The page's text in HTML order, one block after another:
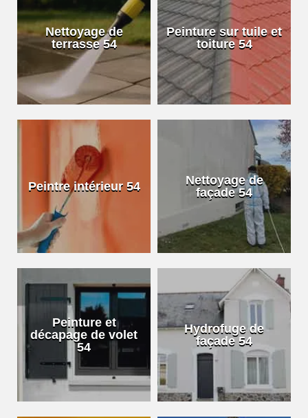
Nettoyage de
terrasse 54
Peinture sur tuile et
toiture 54
Peintre intérieur 54
Nettoyage de
façade 54
Peinture et
décapage de volet
54
Hydrofuge de
façade 54